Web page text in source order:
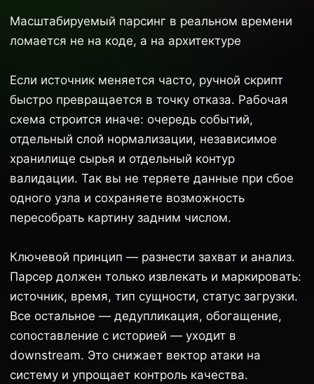
Масштабируемый парсинг в реальном времени
ломается не на коде, а на архитектуре
Если источник меняется часто, ручной скрипт
быстро превращается в точку отказа. Рабочая
схема строится иначе: очередь событий,
отдельный слой нормализации, независимое
хранилище сырья и отдельный контур
валидации. Так вы не теряете данные при сбое
одного узла и сохраняете возможность
пересобрать картину задним числом.
Ключевой принцип — разнести захват и анализ.
Парсер должен только извлекать и маркировать:
источник, время, тип сущности, статус загрузки.
Все остальное — дедупликация, обогащение,
сопоставление с историей — уходит в
downstream. Это снижает вектор атаки на
систему и упрощает контроль качества.